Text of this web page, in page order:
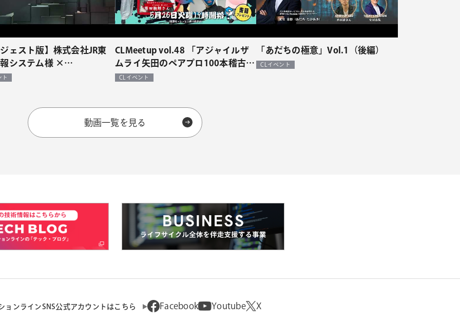
ェスト版】株式会社JR東
システム様 ×
-アジャイル伴走型
ト
CLMeetup vol.48 「アジャイルザ
ムライ矢田のペアプロ100本稽古
【原田騎郎さんとテストファース
CLイベント
「あだちの極意」Vol.1（後編）
CLイベント
動画一覧を見る
ョンラインSNS公式アカウントはこちら Facebook Youtube X